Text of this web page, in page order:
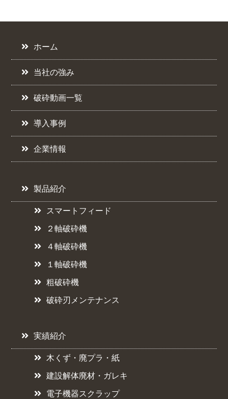
ホーム
当社の強み
破砕動画一覧
導入事例
企業情報
製品紹介
スマートフィード
２軸破砕機
４軸破砕機
１軸破砕機
粗破砕機
破砕刃メンテナンス
実績紹介
木くず・廃プラ・紙
建設解体廃材・ガレキ
電子機器スクラップ